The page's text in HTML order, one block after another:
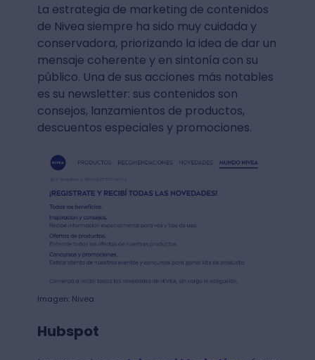
La estrategia de marketing de contenidos
de Nivea siempre ha sido muy cuidada y
conservadora, priorizando la idea de dar un
mensaje coherente y en sintonía con su
público. Una de sus acciones más notables
es su newsletter: sus contenidos son
consejos, lanzamientos de productos,
descuentos especiales y promociones.
Imagen: Nivea
Hubspot